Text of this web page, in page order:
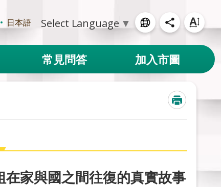
日本語 Select Language ▼
常見問答 加入市圖
家與國之間往復的真實故事